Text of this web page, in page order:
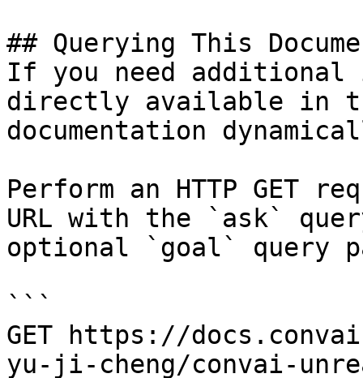
## Querying This
If you need
directly available in
documentation
Perform an HTTP GET
URL with the `ask`
optional `goal` query
```
GET https://
yu-ji-cheng/convai-